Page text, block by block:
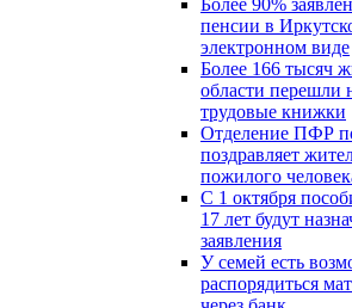
пенсии в
электронном виде
Более 166 тысяч
области перешли
трудовые книжки
Отделение ПФР
поздравляет
пожилого
С 1 октября
17 лет будут
заявления
У семей есть
распорядиться